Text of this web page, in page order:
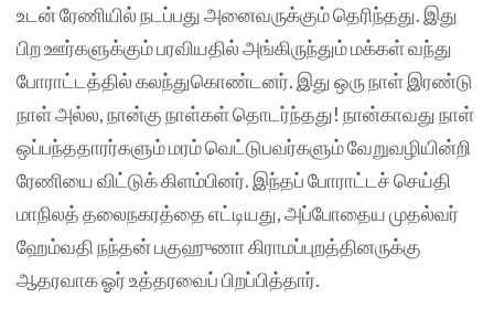
உடன் ரேணியில் நடப்பது அனைவருக்கும் தெரிந்தது. இது
பிற ஊர்களுக்கும் பரவியதில் அங்கிருந்தும் மக்கள் வந்து
போராட்டத்தில் கலந்துகொண்டனர். இது ஒரு நாள் இரண்டு
நாள் அல்ல, நான்கு நாள்கள் தொடர்ந்தது! நான்காவது நாள்
ஒப்பந்ததாரர்களும் மரம் வெட்டுபவர்களும் வேறுவழியின்றி
ரேணியை விட்டுக் கிளம்பினர். இந்தப் போராட்டச் செய்தி
மாநிலத் தலைநகரத்தை எட்டியது, அப்போதைய முதல்வர்
ஹேம்வதி நந்தன் பகுஹுணா கிராமப்புறத்தினருக்கு
ஆதரவாக ஓர் உத்தரவைப் பிறப்பித்தார்.